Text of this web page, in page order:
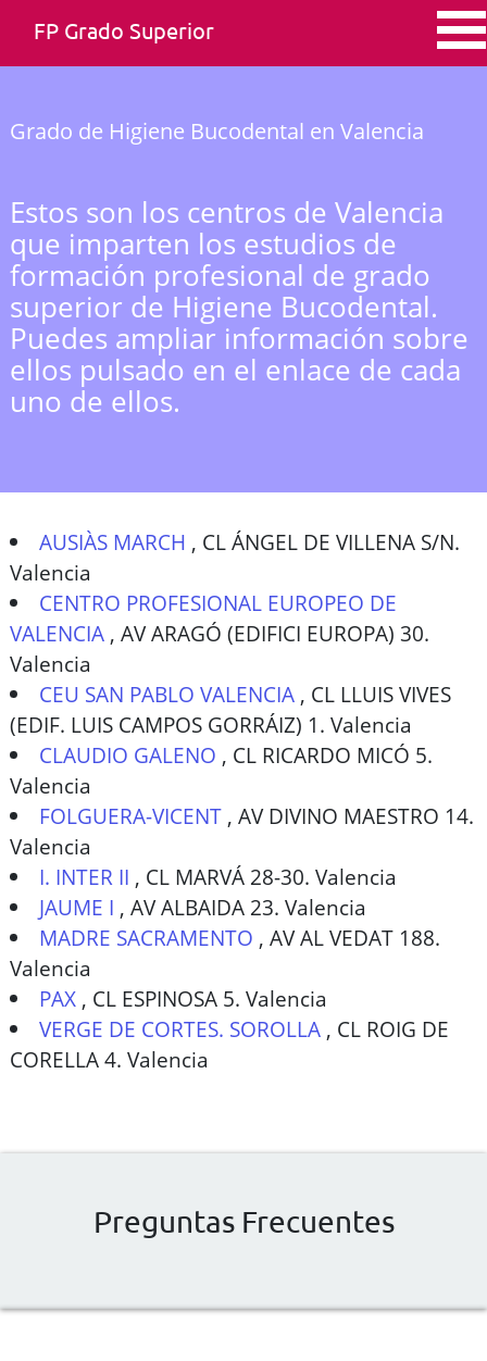
FP Grado Superior
Grado de Higiene Bucodental en Valencia
Estos son los centros de Valencia
que imparten los estudios de
formación profesional de grado
superior de Higiene Bucodental.
Puedes ampliar información sobre
ellos pulsado en el enlace de cada
uno de ellos.
AUSIÀS MARCH , CL ÁNGEL DE VILLENA S/N.
Valencia
CENTRO PROFESIONAL EUROPEO DE
VALENCIA , AV ARAGÓ (EDIFICI EUROPA) 30.
Valencia
CEU SAN PABLO VALENCIA , CL LLUIS VIVES
(EDIF. LUIS CAMPOS GORRÁIZ) 1. Valencia
CLAUDIO GALENO , CL RICARDO MICÓ 5.
Valencia
FOLGUERA-VICENT ,AV DIVINO MAESTRO 14.
Valencia
I. INTER II , CL MARVÁ 28-30. Valencia
JAUME I ,AV ALBAIDA 23. Valencia
MADRE SACRAMENTO ,AV AL VEDAT 188.
Valencia
PAX , CL ESPINOSA 5. Valencia
VERGE DE CORTES. SOROLLA , CL ROIG DE
CORELLA 4. Valencia
Preguntas Frecuentes